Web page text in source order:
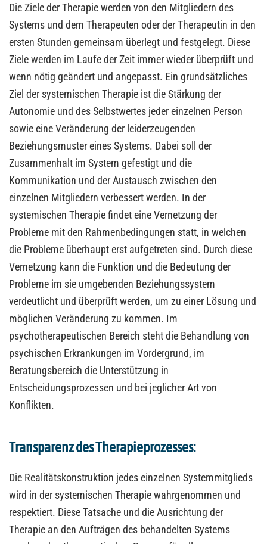
Die Ziele der Therapie werden von den Mitgliedern des
Systems und dem Therapeuten oder der Therapeutin in den
ersten Stunden gemeinsam überlegt und festgelegt. Diese
Ziele werden im Laufe der Zeit immer wieder überprüft und
wenn nötig geändert und angepasst. Ein grundsätzliches
Ziel der systemischen Therapie ist die Stärkung der
Autonomie und des Selbstwertes jeder einzelnen Person
sowie eine Veränderung der leiderzeugenden
Beziehungsmuster eines Systems. Dabei soll der
Zusammenhalt im System gefestigt und die
Kommunikation und der Austausch zwischen den
einzelnen Mitgliedern verbessert werden. In der
systemischen Therapie findet eine Vernetzung der
Probleme mit den Rahmenbedingungen statt, in welchen
die Probleme überhaupt erst aufgetreten sind. Durch diese
Vernetzung kann die Funktion und die Bedeutung der
Probleme im sie umgebenden Beziehungssystem
verdeutlicht und überprüft werden, um zu einer Lösung und
möglichen Veränderung zu kommen. Im
psychotherapeutischen Bereich steht die Behandlung von
psychischen Erkrankungen im Vordergrund, im
Beratungsbereich die Unterstützung in
Entscheidungsprozessen und bei jeglicher Art von
Konflikten.
Transparenz des Therapieprozesses:
Die Realitätskonstruktion jedes einzelnen Systemmitglieds
wird in der systemischen Therapie wahrgenommen und
respektiert. Diese Tatsache und die Ausrichtung der
Therapie an den Aufträgen des behandelten Systems